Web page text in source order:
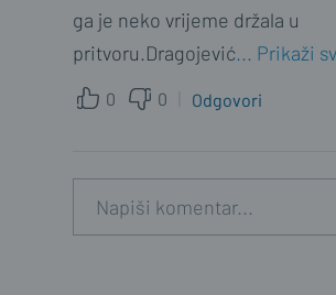
ga je neko vrijeme držala u
pritvoru.Dragojević... Prikaži
0 0 Odgovori